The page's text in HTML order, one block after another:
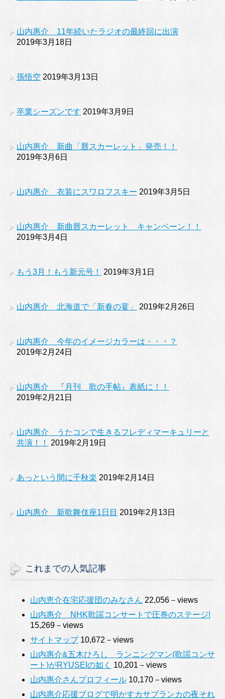
山内惠介 11年続いたラジオの最終回に出演
2019年3月18日
孫悟空 2019年3月13日
卒業シーズンです 2019年3月9日
山内惠介 新曲「唇スカーレット」発売！！
2019年3月6日
山内惠介 衣装にスワロフスキー 2019年3月5日
山内惠介 新曲唇スカーレット キャンペーン！！
2019年3月4日
もう3月！もう新元号！ 2019年3月1日
山内惠介 北海道で「新春の宴」 2019年2月26日
山内惠介 今年のイメージカラーは・・・？
2019年2月24日
山内惠介 『月刊 歌の手帖』表紙に！！
2019年2月21日
山内惠介 うたコンで生きるフレディマーキュリーと
共演！！
2019年2月19日
あっという間に千秋楽 2019年2月14日
山内惠介 新歌舞伎座1日目 2019年2月13日
これまでの人気記事
山内恵介在宅応援団のみなさん 22,056－views
山内惠介 NHK歌謡コンサートで圧巻のステージ!
15,269－views
サイトマップ10,672－views
山内惠介&五木ひろし ランニングマン(歌謡コンサ
ート)がRYUSEIの如く
10,201－views
山内惠介さんプロフィール 10,170－views
山内惠介応援ブログで明かすカサブランカの夜それ